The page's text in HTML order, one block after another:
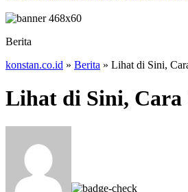
Berita
konstan.co.id » Berita » Lihat di Sini,
Lihat di Sini,